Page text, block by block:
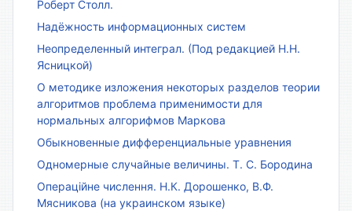
Роберт Столл.
Надёжность информационных систем
Неопределенный интеграл. (Под редакцией Н.Н.
Ясницкой)
О методике изложения некоторых разделов теории
алгоритмов проблема применимости для
нормальных алгорифмов Маркова
Обыкновенные дифференциальные уравнения
Одномерные случайные величины. Т. С. Бородина
Операційне числення. Н.К. Дорошенко, В.Ф.
Мясникова (на украинском языке)